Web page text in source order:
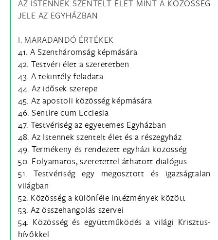
AZ ISTENNEK SZENTELT ÉLET MINT A KÖZÖSSÉG
JELE AZ EGYHÁZBAN
I. MARADANDÓ ÉRTÉKEK
41. A Szentháromság képmására
42. Testvéri élet a szeretetben
43. A tekintély feladata
44. Az idősek szerepe
45. Az apostoli közösség képmására
46. Sentire cum Ecclesia
47. Testvériség az egyetemes Egyházban
48. Az Istennek szentelt élet és a részegyház
49. Termékeny és rendezett egyházi közösség
50. Folyamatos, szeretettel áthatott dialógus
51. Testvériség egy megosztott és igazságtalan
világban
52. Közösség a különféle intézmények között
53. Az összehangolás szervei
54. Közösség és együttműködés a világi Krisztus-
hívőkkel